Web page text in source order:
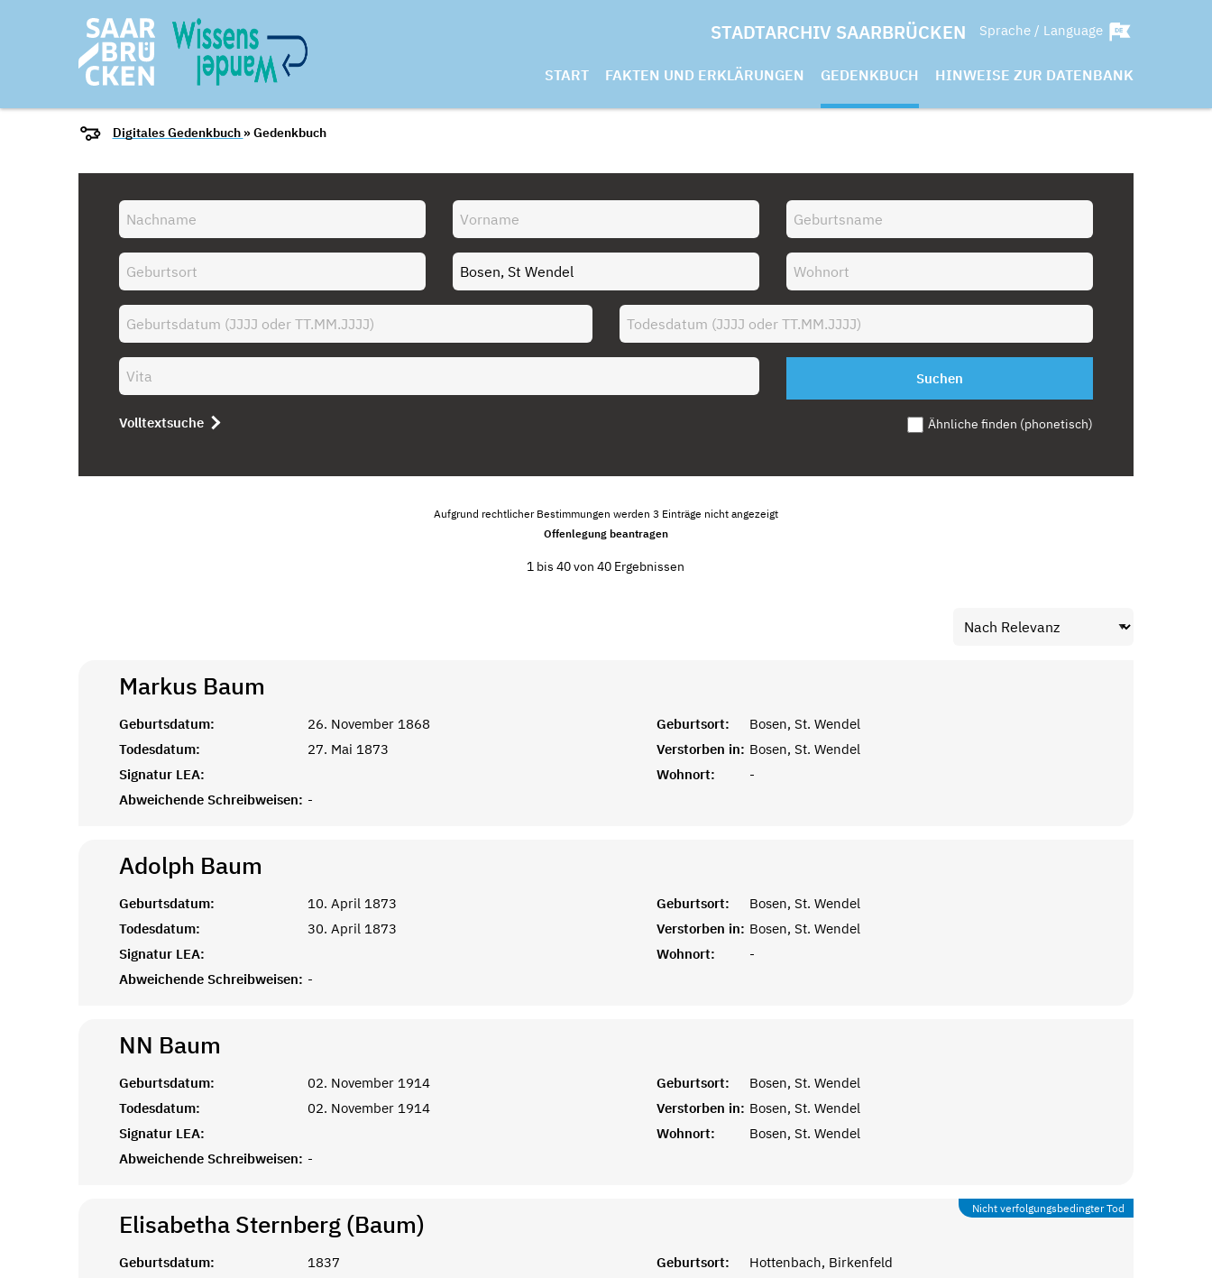
STADTARCHIV SAARBRÜCKEN Sprache / Language
START FAKTEN UND ERKLÄRUNGEN GEDENKBUCH HINWEISE ZUR DATENBANK
Digitales Gedenkbuch » Gedenkbuch
Suchen
Volltextsuche Ähnliche finden (phonetisch)
Aufgrund rechtlicher Bestimmungen werden 3 Einträge nicht angezeigt
Offenlegung beantragen
1 bis 40 von 40 Ergebnissen
Markus Baum
Geburtsdatum: 26. November 1868 Geburtsort:
Bosen, St. Wendel
Todesdatum:
27. Mai 1873 Verstorben in: Bosen, St. Wendel
Signatur LEA:
Wohnort:
-
Abweichende Schreibweisen: -
Adolph Baum
Geburtsdatum: 10. April 1873 Geburtsort:
Bosen, St. Wendel
Todesdatum:
30. April 1873 Verstorben in: Bosen, St. Wendel
Signatur LEA:
Wohnort:
-
Abweichende Schreibweisen: -
NN Baum
Geburtsdatum: 02. November 1914 Geburtsort:
Bosen, St. Wendel
Todesdatum:
02. November 1914 Verstorben in: Bosen, St. Wendel
Signatur LEA:
Wohnort:
Bosen, St. Wendel
Abweichende Schreibweisen: -
Nicht verfolgungsbedingter Tod
Elisabetha Sternberg (Baum)
Geburtsdatum: 1837 Geburtsort:
Hottenbach, Birkenfeld